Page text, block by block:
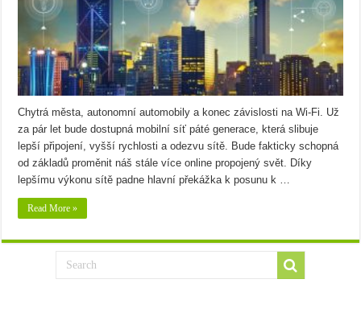
Chytrá města, autonomní automobily a konec závislosti na Wi-Fi. Už
za pár let bude dostupná mobilní síť páté generace, která slibuje
lepší připojení, vyšší rychlosti a odezvu sítě. Bude fakticky schopná
od základů proměnit náš stále více online propojený svět. Díky
lepšímu výkonu sítě padne hlavní překážka k posunu k …
Read More »